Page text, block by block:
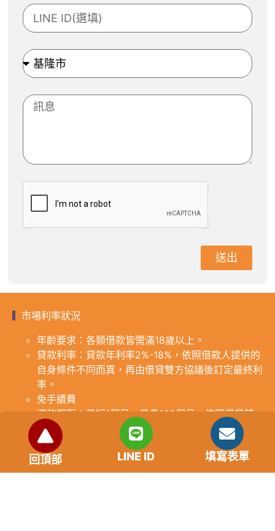
送出
市場利率狀況
年齡要求：各類借款皆需滿18歲以上。
貸款利率：貸款年利率2%-18%，依照借款人提供的
自身條件不同而異，再由借貸雙方協議後訂定最終利
率。
免手續費
還款期限：最短1個月，最長180個月，依照借貸雙
方協議而訂。
範例試算：小明急需現金10萬元，經多方比較利率
後選定金主，雙方簽定於36個月內須還清借款，年
利率12%計算，每月利息1000元，無須手續費。
回頂部 LINE ID 填寫表單